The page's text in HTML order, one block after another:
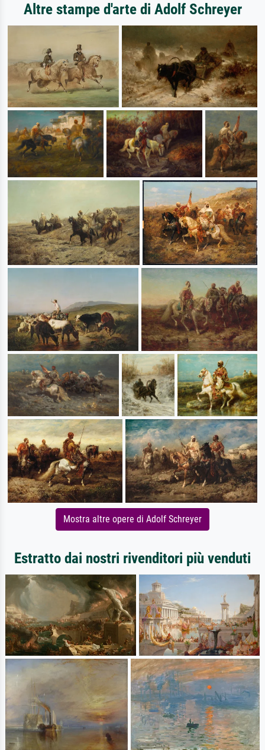
Altre stampe d'arte di Adolf Schreyer
Mostra altre opere di Adolf Schreyer
Estratto dai nostri rivenditori più venduti